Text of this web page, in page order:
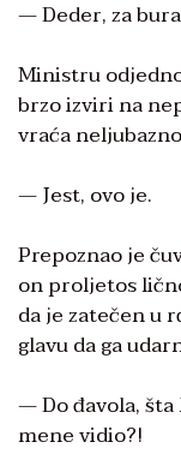
— Deder, za
Ministru
brzo izviri na
vraća
— Jest, ovo je.
Prepoznao je
on proljetos
da je zatečen u
glavu da ga
— Do đavola,
mene vidio?!